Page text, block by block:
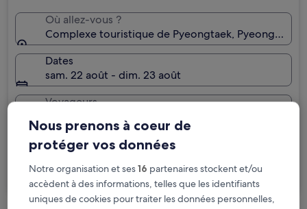
Où allez-vous ?
Complexe touristique de Pyeongtaek, Pyeongtaek,
Dates
sam. 22 août - dim. 23 août
Voyageurs
Je voyage pour affaires
Rechercher
Nous prenons à coeur de
protéger vos données
Notre organisation et ses16 partenaires stockent et/ou
accèdent à des informations, telles que les identifiants
uniques de cookies pour traiter les données personnelles,